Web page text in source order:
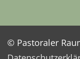
© Pastoraler